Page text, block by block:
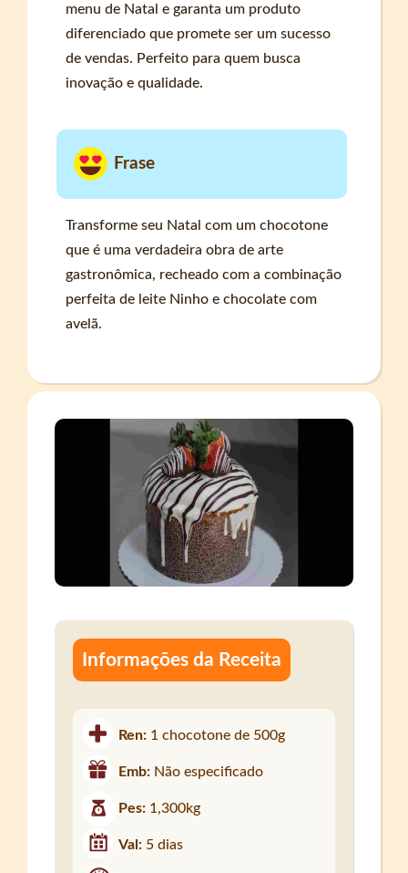
menu de Natal e garanta um produto
diferenciado que promete ser um sucesso
de vendas. Perfeito para quem busca
inovação e qualidade.
Frase
Transforme seu Natal com um chocotone
que é uma verdadeira obra de arte
gastronômica, recheado com a combinação
perfeita de leite Ninho e chocolate com
avelã.
Informações da Receita
Ren: 1 chocotone de 500g
Emb: Não especificado
Pes: 1,300kg
Val: 5 dias